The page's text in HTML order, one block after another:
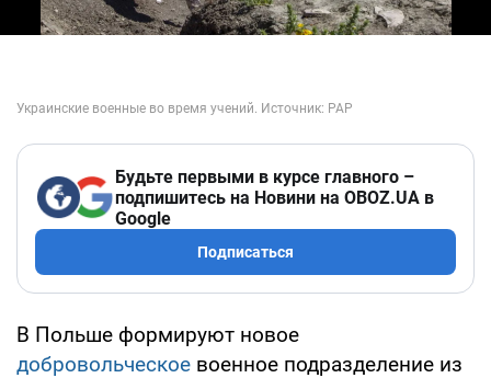
Будьте первыми в курсе главного –
подпишитесь на Новини на OBOZ.UA в
Google
Подписаться
В Польше формируют новое
добровольческое военное подразделение из